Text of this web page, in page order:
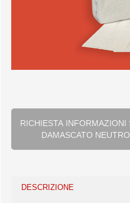
RICHIESTA INFORMAZIONI SACCHETTO ANTIGRASSO
DAMASCATO
DESCRIZIONE